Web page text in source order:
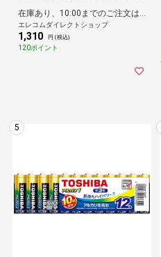
Galaxy 各種対応 ブラック
在庫あり、10:00までのご注文は最短即日発送
エレコムダイレクトショップ
1,310 円 (税込)
120ポイント
5